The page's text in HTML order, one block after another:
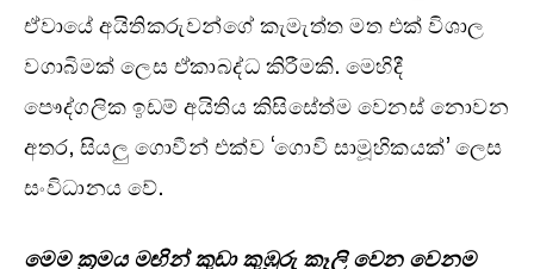
ඒවායේ අයිතිකරුවන්ගේ කැමැත්ත මත එක් විශාල
වගාබිමක් ලෙස ඒකාබද්ධ කිරීමකි. මෙහිදී
පෞද්ගලික ඉඩම් අයිතිය කිසිසේත්ම වෙනස් නොවන
අතර, සියලු ගොවීන් එක්ව ‘ගොවි සාමූහිකයක්’ ලෙස
සංවිධානය වේ.
මෙම ක්‍රමය මඟින් කුඩා කුඹුරු කෑලි වෙන වෙනම